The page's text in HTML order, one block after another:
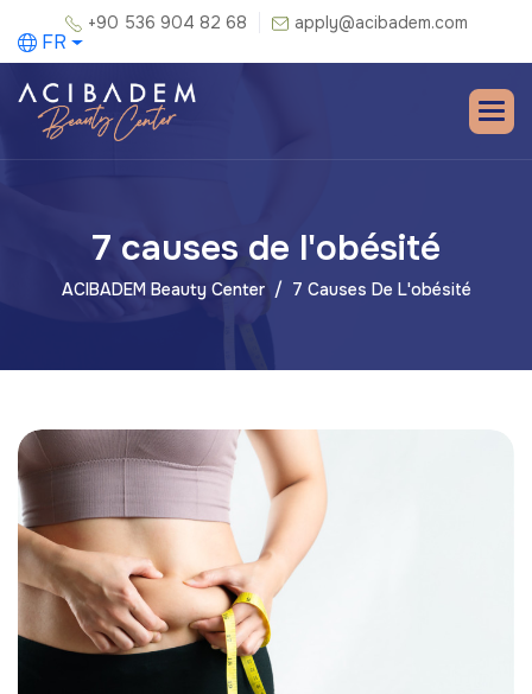
+90 536 904 82 68 apply@acibadem.com
FR
7 causes de l'obésité
ACIBADEM Beauty Center 7 Causes De L'obésité